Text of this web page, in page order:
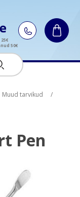
50€
Muud tarvikud
/
Pen